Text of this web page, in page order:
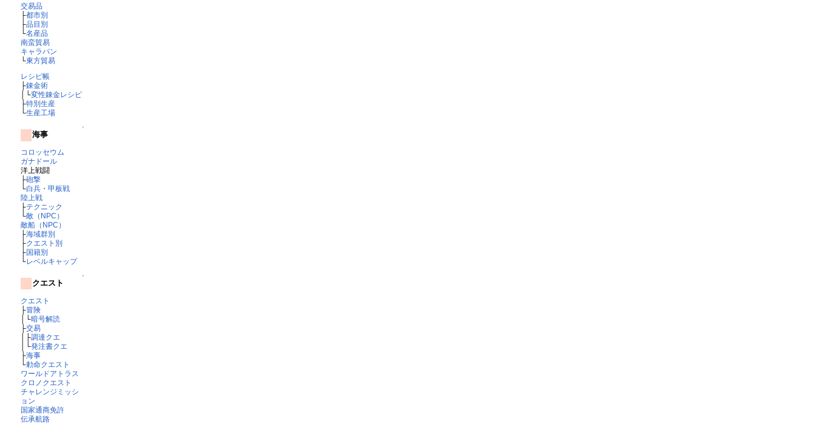
交易品
├都市別
├品目別
└名産品
南蛮貿易
キャラバン
└東方貿易
レシピ帳
├錬金術
│└変性錬金レシピ
├特別生産
└生産工場
↑
海事
コロッセウム
ガナドール
洋上戦闘
├砲撃
└白兵・甲板戦
陸上戦
├テクニック
└敵（NPC）
敵船（NPC）
├海域群別
├クエスト別
├国籍別
└レベルキャップ
↑
クエスト
クエスト
├冒険
│└暗号解読
├交易
│├調達クエ
│└発注書クエ
├海事
└勅命クエスト
ワールドアトラス
クロノクエスト
チャレンジミッシ
ョン
国家通商免許
伝承航路